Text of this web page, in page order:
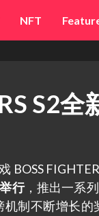
NFT
S2
BOSS
行，推出一系
制不断增长的